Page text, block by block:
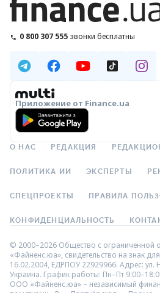
0 800 307 555 звонки бесплатны
Приложение от Finance.ua
О НАС РЕДАКЦИЯ
ПОЛИТИКА ИИ ЭКСПЕРТЫ
СПЕЦПРОЕКТЫ ПРАВИЛА
КОНФИДЕНЦИАЛЬНОСТЬ
© 2000–2026 Общество с ограниченной
«Файненс.юа», свидетельство на знак
16.02.2004, ЕДРПОУ 22929966. Адрес: ул.
Украина. График работы: Пн–Пт
ООО «Файненс.юа» – независимый